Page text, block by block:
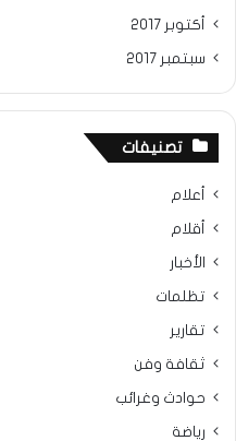
أكتوبر 2017
سبتمبر 2017
تصنيفات
أعلام
أقلام
الأخبار
تظلمات
تقارير
ثقافة وفن
حوادث وغرائب
رياضة